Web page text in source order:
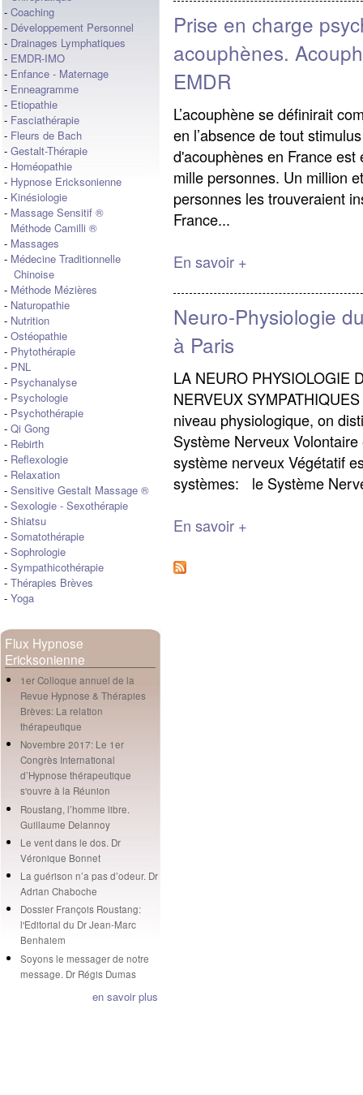
- Coaching
- Développement Personnel
- Drainages Lymphatiques
- EMDR-IMO
- Enfance - Maternage
- Enneagramme
- Etiopathie
- Fasciathérapie
- Fleurs de Bach
- Gestalt-Thérapie
- Homéopathie
- Hypnose Ericksonienne
- Kinésiologie
- Massage Sensitif ®
Méthode Camilli ®
- Massages
- Médecine Traditionnelle
Chinoise
- Méthode Mézières
- Naturopathie
- Nutrition
- Ostéopathie
- Phytothérapie
- PNL
- Psychanalyse
- Psychologie
- Psychothérapie
- Qi Gong
- Rebirth
- Reflexologie
- Relaxation
- Sensitive Gestalt Massage ®
- Sexologie - Sexothérapie
- Shiatsu
- Somatothérapie
- Sophrologie
- Sympathicothérapie
- Thérapies Brèves
- Yoga
Flux Hypnose
Ericksonienne
1er Colloque annuel de la
Revue Hypnose & Thérapies
Brèves: La relation
thérapeutique
Novembre 2017: Le 1er
Congrès International
d’Hypnose thérapeutique
s'ouvre à la Réunion
Roustang, l’homme libre.
Guillaume Delannoy
Le vent dans le dos. Dr
Véronique Bonnet
La guérison n’a pas d’odeur. Dr
Adrian Chaboche
Dossier François Roustang:
l'Editorial du Dr Jean-Marc
Benhaiem
Soyons le messager de notre
message. Dr Régis Dumas
en savoir plus
Prise en charge
acouphènes.
EMDR
L’acouphène se définirait
en l’absence de tout
d'acouphènes en France
mille personnes. Un million
personnes les trouveraient
France...
En savoir +
Neuro-Physiologie
à Paris
LA NEURO PHYSIOLOGIE
NERVEUX
niveau physiologique, on
Système Nerveux
système nerveux Végétatif
systèmes: le Système
En savoir +